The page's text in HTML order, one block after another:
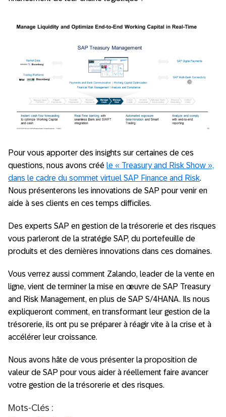
Pour vous apporter des insights sur certaines de ces
questions, nous avons créé le « Treasury and Risk Show »,
dans le cadre du sommet virtuel SAP Finance and Risk.
Nous présenterons les innovations de SAP pour venir en
aide à ses clients en ces temps difficiles.
Des experts SAP en gestion de la trésorerie et des risques
vous parleront de la stratégie SAP, du portefeuille de
produits et des dernières innovations dans ces domaines.
Vous verrez aussi comment Zalando, leader de la vente en
ligne, vient de terminer la mise en œuvre de SAP Treasury
and Risk Management, en plus de SAP S/4HANA. Ils nous
expliqueront comment, en transformant leur gestion de la
trésorerie, ils ont pu se préparer à réagir vite à la crise et à
accélérer leur croissance.
Nous avons hâte de vous présenter la proposition de
valeur de SAP pour vous aider à réellement faire avancer
votre gestion de la trésorerie et des risques.
Mots-Clés :